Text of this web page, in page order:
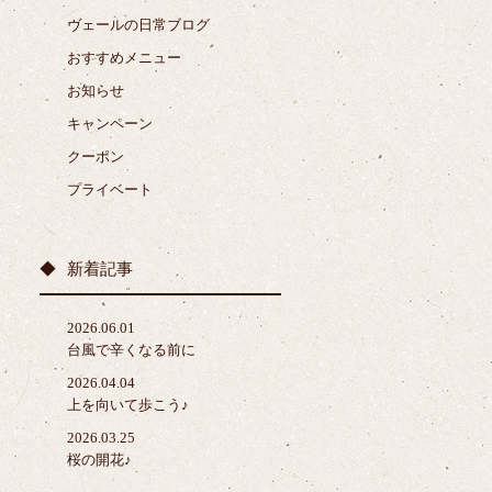
ヴェールの日常ブログ
おすすめメニュー
お知らせ
キャンペーン
クーポン
プライベート
新着記事
2026.06.01
台風で辛くなる前に
2026.04.04
上を向いて歩こう♪
2026.03.25
桜の開花♪